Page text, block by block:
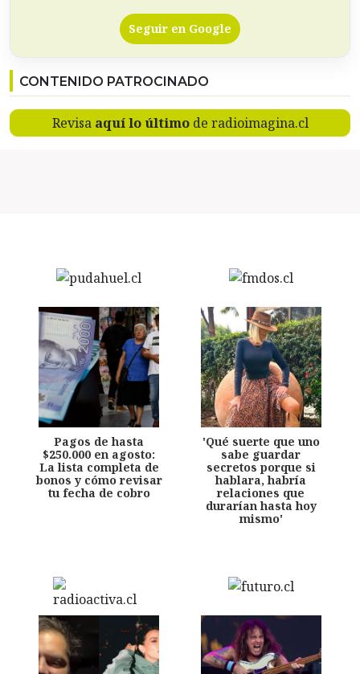
Seguir en Google
CONTENIDO PATROCINADO
Revisa aquí lo últimode radioimagina.cl
Pagos de hasta
$250.000 en agosto:
La lista completa de
bonos y cómo revisar
tu fecha de cobro
'Qué suerte que uno
sabe guardar
secretos porque si
hablara, habría
relaciones que
durarían hasta hoy
mismo'